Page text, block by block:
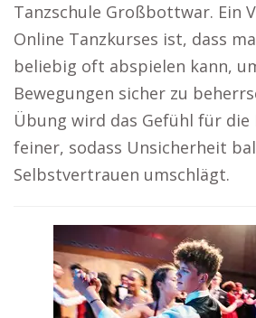
Tanzschule Großbottwar. Ein
Online Tanzkurses ist, dass
beliebig oft abspielen kann,
Bewegungen sicher zu
Übung wird das Gefühl für
feiner, sodass Unsicherheit
Selbstvertrauen umschlägt.